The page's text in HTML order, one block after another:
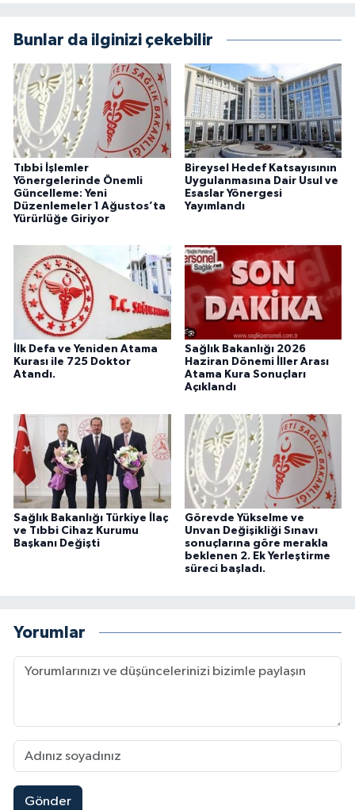
Bunlar da ilginizi çekebilir
Tıbbi İşlemler
Yönergelerinde Önemli
Güncelleme: Yeni
Düzenlemeler 1 Ağustos’ta
Yürürlüğe Giriyor
Bireysel Hedef Katsayısının
Uygulanmasına Dair Usul ve
Esaslar Yönergesi
Yayımlandı
İlk Defa ve Yeniden Atama
Kurası ile 725 Doktor
Atandı.
Sağlık Bakanlığı 2026
Haziran Dönemi İller Arası
Atama Kura Sonuçları
Açıklandı
Sağlık Bakanlığı Türkiye İlaç
ve Tıbbi Cihaz Kurumu
Başkanı Değişti
Görevde Yükselme ve
Unvan Değişikliği Sınavı
sonuçlarına göre merakla
beklenen 2. Ek Yerleştirme
süreci başladı.
Yorumlar
Gönder